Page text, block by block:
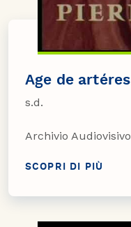
Age de artéres
s.d.
Archivio Audiovisivo
SCOPRI DI PIÙ